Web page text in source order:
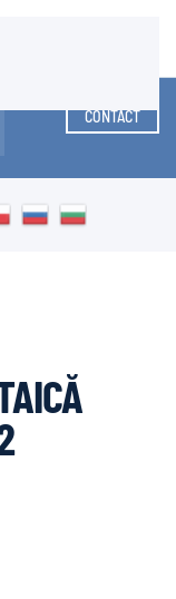
CONTACT